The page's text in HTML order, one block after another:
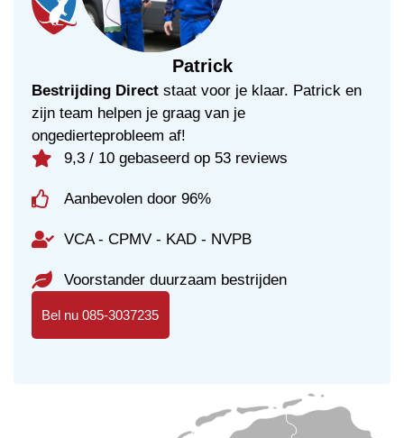
houtwormen.
Patrick
Bestrijding Direct staat voor je klaar. Patrick en
zijn team helpen je graag van je
ongedierteprobleem af!
9,3 / 10 gebaseerd op 53 reviews
Aanbevolen door 96%
VCA - CPMV - KAD - NVPB
Voorstander duurzaam bestrijden
Bel nu 085-3037235